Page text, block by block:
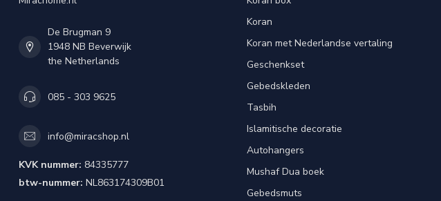
De Brugman 9
1948 NB Beverwijk
the Netherlands
085 - 303 9625
info@miracshop.nl
KVK nummer: 84335777
btw-nummer: NL863174309B01
Koran
Koran met Nederlandse vertaling
Geschenkset
Gebedskleden
Tasbih
Islamitische decoratie
Autohangers
Mushaf Dua boek
Gebedsmuts